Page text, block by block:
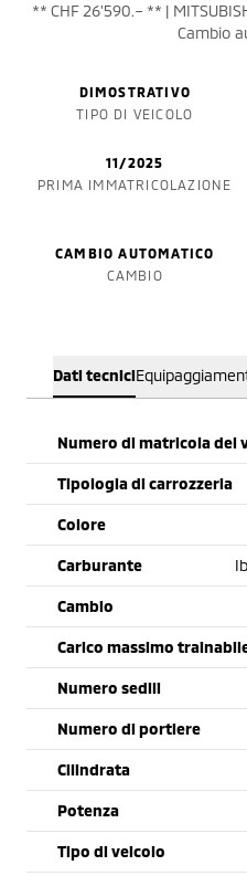
** CHF 26'590.– ** |
Cambio
DIMOSTRATIVO
TIPO DI VEICOLO
11/2025
PRIMA IMMATRICOLAZIONE
CAMBIO AUTOMATICO
CAMBIO
Dati tecnici
Numero di matricola del
Tipologia di carrozzeria
Colore
Carburante
Cambio
Carico massimo
Numero sedili
Numero di portiere
Cilindrata
Potenza
Tipo di veicolo